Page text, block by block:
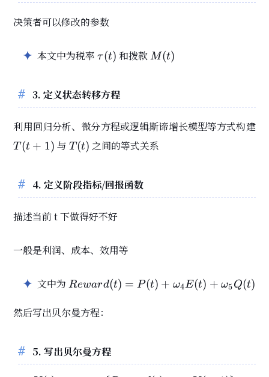
决策者可以修改的参数
本文中为税率\tau(t)
τ(t) 和拨款 M(t)
M(t)
3. 定义状态转移方程
利用回归分析、微分方程或逻辑斯谛增长模型等方式构建
T(t+1)
T(t + 1) 与 T(t)
T (t) 之间的等式关系
4. 定义阶段指标/回报函数
描述当前 t 下做得好不好
一般是利润、成本、效用等
文中为Reward(t)
= P(t) +
\omega_4
Q(t)
Reward(t) = P (t) + ω4E(t) + ω5Q(t)
然后写出贝尔曼方程：
5. 写出贝尔曼方程